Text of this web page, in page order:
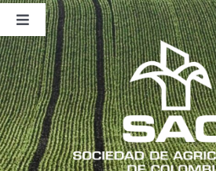
Saltar
contenido
Toggle
Navigation
Nosotros
Publicaciones
Sala de Prensa
Eventos